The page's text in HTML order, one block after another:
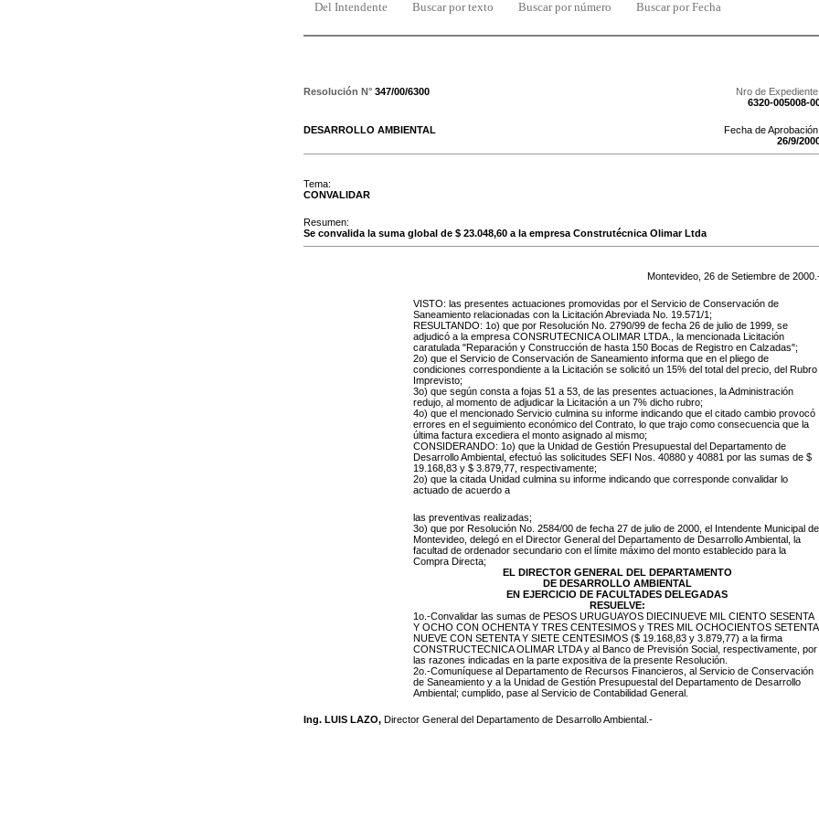
Del Intendente Buscar por texto Buscar por número Buscar por Fecha
Resolución N° 347/00/6300
Nro de Expediente:
6320-005008-
DESARROLLO AMBIENTAL
Fecha de Aprobación:
26/9/
Tema:
CONVALIDAR
Resumen:
Se convalida la suma global de $ 23.048,60 a la empresa Construtécnica Olimar Ltda
Montevideo, 26 de Setiembre de 2000
VISTO: las presentes actuaciones promovidas por el Servicio de Conservación de
Saneamiento relacionadas con la Licitación Abreviada No. 19.571/1;
RESULTANDO: 1o) que por Resolución No. 2790/99 de fecha 26 de julio de 1999, se
adjudicó a la empresa CONSRUTECNICA OLIMAR LTDA., la mencionada Licitación
caratulada "Reparación y Construcción de hasta 150 Bocas de Registro en Calzadas";
2o) que el Servicio de Conservación de Saneamiento informa que en el pliego de
condiciones correspondiente a la Licitación se solicitó un 15% del total del precio, del Rubro
Imprevisto;
3o) que según consta a fojas 51 a 53, de las presentes actuaciones, la Administración
redujo, al momento de adjudicar la Licitación a un 7% dicho rubro;
4o) que el mencionado Servicio culmina su informe indicando que el citado cambio provocó
errores en el seguimiento económico del Contrato, lo que trajo como consecuencia que la
última factura excediera el monto asignado al mismo;
CONSIDERANDO: 1o) que la Unidad de Gestión Presupuestal del Departamento de
Desarrollo Ambiental, efectuó las solicitudes SEFI Nos. 40880 y 40881 por las sumas de $
19.168,83 y $ 3.879,77, respectivamente;
2o) que la citada Unidad culmina su informe indicando que corresponde convalidar lo
actuado de acuerdo a
las preventivas realizadas;
3o) que por Resolución No. 2584/00 de fecha 27 de julio de 2000, el Intendente Municipal de
Montevideo, delegó en el Director General del Departamento de Desarrollo Ambiental, la
facultad de ordenador secundario con el límite máximo del monto establecido para la
Compra Directa;
EL DIRECTOR GENERAL DEL DEPARTAMENTO
DE DESARROLLO AMBIENTAL
EN EJERCICIO DE FACULTADES DELEGADAS
RESUELVE:
1o.-Convalidar las sumas de PESOS URUGUAYOS DIECINUEVE MIL CIENTO SESENTA
Y OCHO CON OCHENTA Y TRES CENTESIMOS y TRES MIL OCHOCIENTOS SETENTA
NUEVE CON SETENTA Y SIETE CENTESIMOS ($ 19.168,83 y 3.879,77) a la firma
CONSTRUCTECNICA OLIMAR LTDA y al Banco de Previsión Social, respectivamente, por
las razones indicadas en la parte expositiva de la presente Resolución.
2o.-Comuníquese al Departamento de Recursos Financieros, al Servicio de Conservación
de Saneamiento y a la Unidad de Gestión Presupuestal del Departamento de Desarrollo
Ambiental; cumplido, pase al Servicio de Contabilidad General.
Ing. LUIS LAZO, Director General del Departamento de Desarrollo Ambiental.-